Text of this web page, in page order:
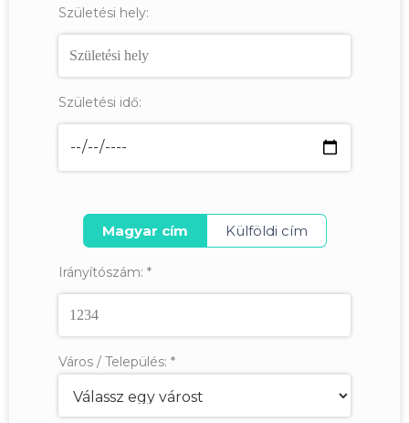
Születési hely:
Születési idő:
Magyar cím Külföldi cím
Irányítószám: *
Város / Település: *